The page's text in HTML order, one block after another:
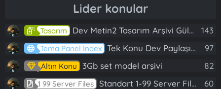
Lider konular
Tasarım Dev Metin2 Tasarım Arşivi Güle Güle Kullanın 143
Tema Panel İndex Tek Konu Dev Paylaşım 10 Adet Server Tanıtım İndex 97
Altın Konu 3Gb set model arşivi 82
1 99 Server Files Standart 1-99 Server Files 60